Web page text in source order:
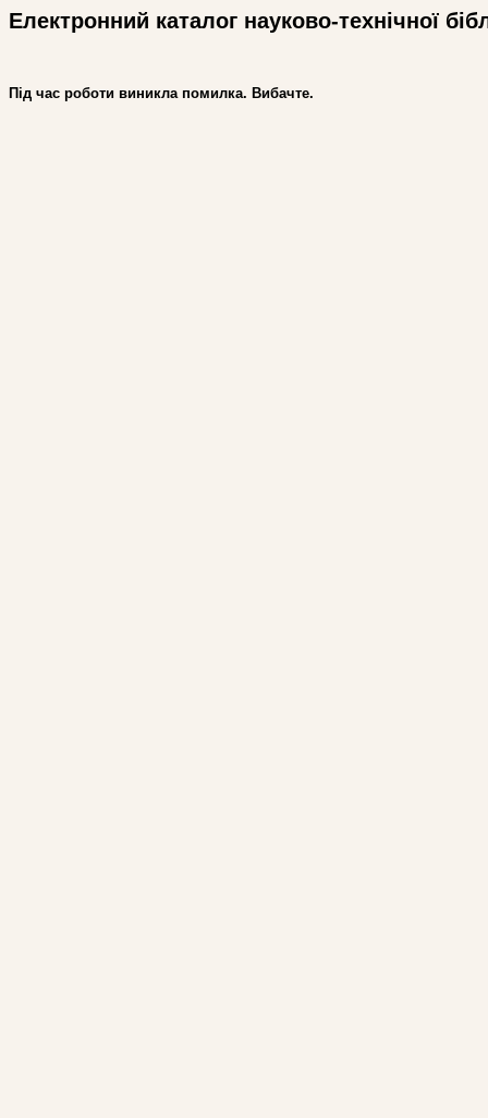
Електронний каталог науково-технічної
Під час роботи виникла помилка. Вибачте.